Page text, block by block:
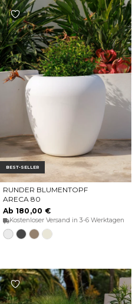
BEST-SELLER
OPTIONEN WÄHLEN
RUNDER BLUMENTOPF
ARECA 80
Ab 180,00 €
Kostenloser Versand in 3-6 Werktagen
WeissAnthrazit
TaupeOpak-
beige